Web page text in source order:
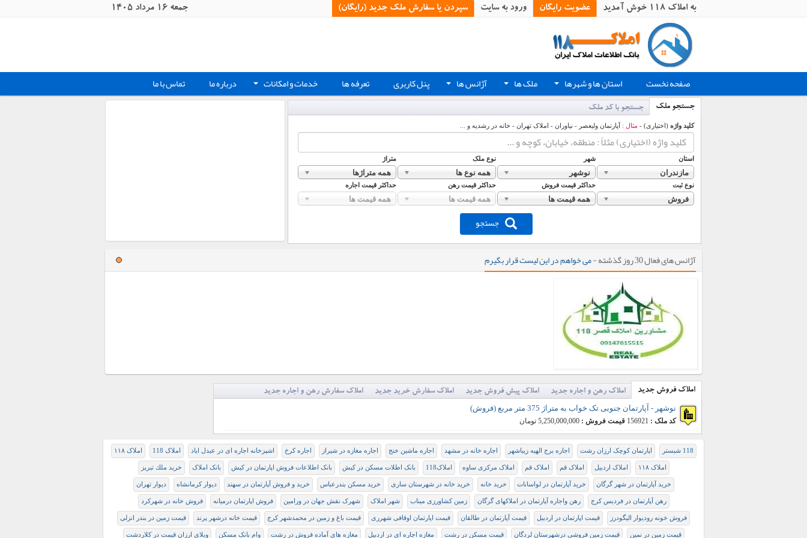
به املاک 118 خوش آمدید عضویت رایگان ورود به سایت سپردن یا سفارش ملک جدید (رایگان)‏ جمعه 16 مرداد 1405
صفحه نخست + استان ها و شهرها + ملک ها + آژانس ها پنل کاربری تعرفه ها + خدمات و امکانات درباره ما تماس با ما
جستجو ملک جستجو با کد ملک
کلید واژه (اختیاری) - مثال : آپارتمان ولیعصر - نیاوران - املاک تهران - خانه در رشدیه و ...
استان شهر نوع ملک متراژ
مازندران نوشهر همه نوع ها همه متراژها
نوع ثبت حداکثر قیمت فروش حداکثر قیمت رهن حداکثر قیمت اجاره
فروش همه قیمت ها همه قیمت ها همه قیمت ها
جستجو
آژانس های فعال 30 روز گذشته - می خواهم در این لیست قرار بگیرم
املاک فروش جدید املاک رهن و اجاره جدید املاک پیش فروش جدید املاک سفارش خرید جدید
املاک سفارش رهن و اجاره جدید
نوشهر - آپارتمان جنوبی تک خواب به متراژ 375 متر مربع (فروش)
کد ملک : 156921 قیمت فروش : 5,250,000,000 تومان
118 شبستر اپارتمان کوچک ارزان رشت اجاره برج الهیه زیباشهر اجاره خانه در مشهد اجاره ماشین خنج اجاره مغازه در شيراز اجاره کرخ اشپزخانه اجاره ای در عبدل ایاد املاک 118 املاک ۱۱۸
املاک ۱۱۸ املاک اردبیل املاک قم املاک قم املاک مرکزی ساوه املاک118 بانک اطلات مسکن در کیش بانک اطلاعات فروش اپارتمان در کیش بانک املاک خريد ملك تبريز
خرید آپارتمان در شهر گرگان خرید آپارتمان در لواسانات خرید خانه خرید خانه در شهرستان ساری خرید مسکن بندرعباس خرید و فروش آپارتمان در سهند ديوار كرمانشاه دیوار تهران
رهن آپارتمان در فردیس کرج رهن واجاره آپارتمان در املاکهای گرگان زمین کشاورزی میناب شهر املاک شهرک نقش جهان در ورامین فروش اپارتمان درمیانه فروش خانه در شهرکرد
فروش خونه رودیوار الیگودرز قيمت اپارتمان در اردبيل قیمت آپارتمان در طالقان قیمت اپارتمان اوقافی شهرری قیمت باغ و زمین در محمدشهر کرج قیمت خانه درشهر پرند قیمت زمین در بندر انزلی
قیمت زمین در نمین قیمت زمین فروشی درشھرستان لردگان قیمت مسکن در رشت مغازه اجاره ای در اردبیل مغازه های آماده فروش در رشت وام بانک مسکن ویلای ارزان قیمت در کلاردشت